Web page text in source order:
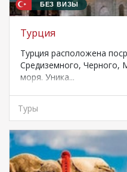
БЕЗ ВИЗЫ
Турция
Турция расположена
Средиземного, Черного,
моря. Уника...
Туры